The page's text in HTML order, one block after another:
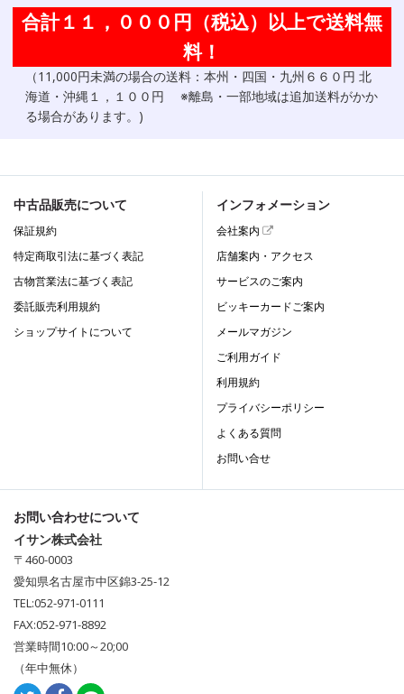
合計１１，０００円（税込）以上で送料無
料！
（11,000円未満の場合の送料：本州・四国・九州６６０円 北
海道・沖縄１，１００円 ※離島・一部地域は追加送料がかか
る場合があります。)
中古品販売について
保証規約
特定商取引法に基づく表記
古物営業法に基づく表記
委託販売利用規約
ショップサイトについて
インフォメーション
会社案内
店舗案内・アクセス
サービスのご案内
ビッキーカードご案内
メールマガジン
ご利用ガイド
利用規約
プライバシーポリシー
よくある質問
お問い合せ
お問い合わせについて
イサン株式会社
〒460-0003
愛知県名古屋市中区錦3-25-12
TEL:052-971-0111
FAX:052-971-8892
営業時間10:00～20;00
（年中無休）